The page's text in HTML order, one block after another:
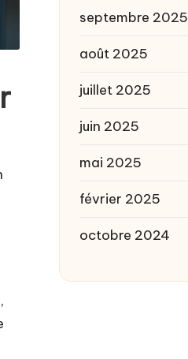
septembre 2025
août 2025
juillet 2025
juin 2025
mai 2025
février 2025
octobre 2024